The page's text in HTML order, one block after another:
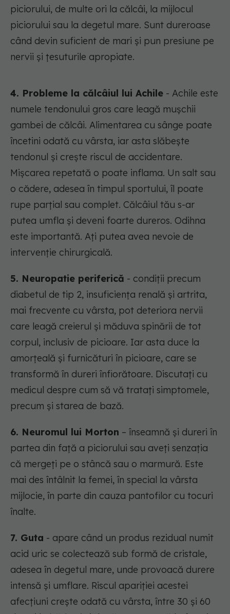
piciorului, de multe ori la călcâi, la mijlocul
piciorului sau la degetul mare. Sunt dureroase
când devin suficient de mari și pun presiune pe
nervii și țesuturile apropiate.
4. Probleme la călcâiul lui Achile - Achile este
numele tendonului gros care leagă mușchii
gambei de călcâi. Alimentarea cu sânge poate
încetini odată cu vârsta, iar asta slăbește
tendonul și crește riscul de accidentare.
Mișcarea repetată o poate inflama. Un salt sau
o cădere, adesea în timpul sportului, îl poate
rupe parțial sau complet. Călcâiul tău s-ar
putea umfla și deveni foarte dureros. Odihna
este importantă. Ați putea avea nevoie de
intervenție chirurgicală.
5. Neuropatie periferică - condiții precum
diabetul de tip 2, insuficiența renală și artrita,
mai frecvente cu vârsta, pot deteriora nervii
care leagă creierul și măduva spinării de tot
corpul, inclusiv de picioare. Iar asta duce la
amorțeală și furnicături în picioare, care se
transformă în dureri înfiorătoare. Discutați cu
medicul despre cum să vă tratați simptomele,
precum și starea de bază.
6. Neuromul lui Morton – înseamnă și dureri în
partea din față a piciorului sau aveți senzația
că mergeți pe o stâncă sau o marmură. Este
mai des întâlnit la femei, în special la vârsta
mijlocie, în parte din cauza pantofilor cu tocuri
înalte.
7. Guta - apare când un produs rezidual numit
acid uric se colectează sub formă de cristale,
adesea în degetul mare, unde provoacă durere
intensă și umflare. Riscul apariției acestei
afecțiuni crește odată cu vârsta, între 30 și 60